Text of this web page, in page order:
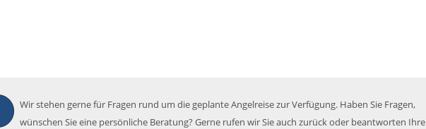
Wir stehen gerne für Fragen rund um die geplante Angelreise zur Verfügung. Haben Sie Fragen,
wünschen Sie eine persönliche Beratung? Gerne rufen wir Sie auch zurück oder beantworten Ihre